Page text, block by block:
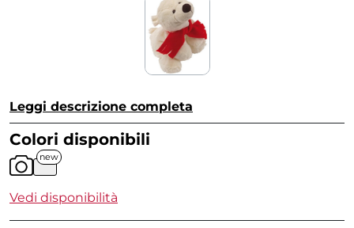
Leggi descrizione completa
Colori disponibili
new
Vedi disponibilità